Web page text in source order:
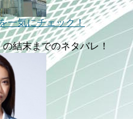
一気にチェック！
結末までのネタバレ！